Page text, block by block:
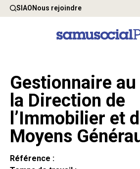
SIAONous rejoindre
Gestionnaire
la Direction de
l’Immobilier et
Moyens
Référence :